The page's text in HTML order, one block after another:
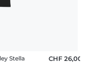
Stella CHF 26,00